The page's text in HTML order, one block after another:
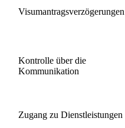
Visumantragsverzögerungen
Kontrolle über die
Kommunikation
Zugang zu Dienstleistungen